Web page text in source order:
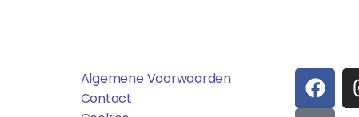
Algemene Voorwaarden
Contact
F
A
T
I